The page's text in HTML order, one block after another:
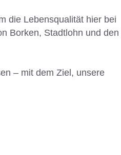
die Lebensqualität hier bei
Borken, Stadtlohn und den
– mit dem Ziel, unsere